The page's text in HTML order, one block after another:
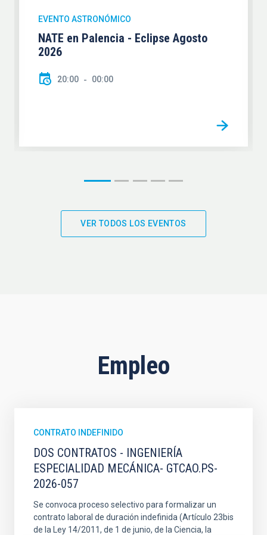
EVENTO ASTRONÓMICO
NATE en Palencia - Eclipse Agosto
2026
20:00 00:00
VER TODOS LOS EVENTOS
Empleo
CONTRATO INDEFINIDO
DOS CONTRATOS - INGENIERÍA
ESPECIALIDAD MECÁNICA- GTCAO.PS-
2026-057
Se convoca proceso selectivo para formalizar un
contrato laboral de duración indefinida (Artículo 23bis
de la Ley 14/2011, de 1 de junio, de la Ciencia, la